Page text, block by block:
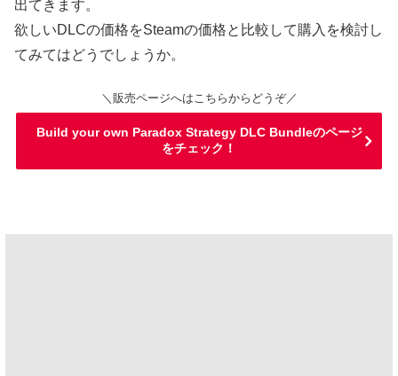
出てきます。
欲しいDLCの価格をSteamの価格と比較して購入を検討し
てみてはどうでしょうか。
＼販売ページへはこちらからどうぞ／
Build your own Paradox Strategy DLC Bundleのページ
をチェック！